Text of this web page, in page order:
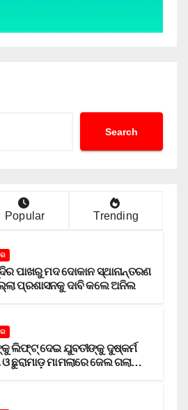
Search
Popular Trending
ପାଖରୁ ମଦ ଦୋକାନ ସ୍ଥାନାନ୍ତରଣ
ପ୍ରଶାସନକୁ ଦାବି କଲେ ଅନିଲ
ଲିଫ୍‌ଟ୍‌ ଦେଇ ଯୁବତୀଙ୍କୁ ଦୁଷ୍କର୍ମ
ଛୁରାମାଡ଼ ମାମଲାରେ ଜେଲ ଗଲା